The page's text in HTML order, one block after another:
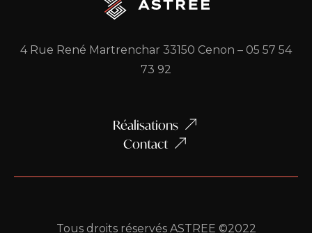
4 Rue René Martrenchar 33150 Cenon – 05 57 54
73 92
Réalisations
Contact
Tous droits réservés ASTREE ©2022